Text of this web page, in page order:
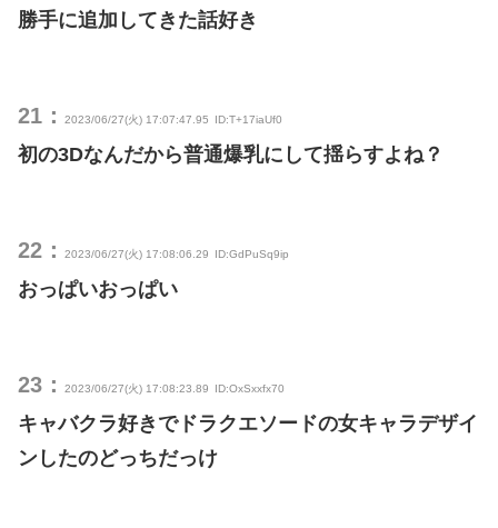
勝手に追加してきた話好き
21： 2023/06/27(火) 17:07:47.95 ID:T+17iaUf0
初の3Dなんだから普通爆乳にして揺らすよね？
22： 2023/06/27(火) 17:08:06.29 ID:GdPuSq9ip
おっぱいおっぱい
23： 2023/06/27(火) 17:08:23.89 ID:OxSxxfx70
キャバクラ好きでドラクエソードの女キャラデザイ
ンしたのどっちだっけ